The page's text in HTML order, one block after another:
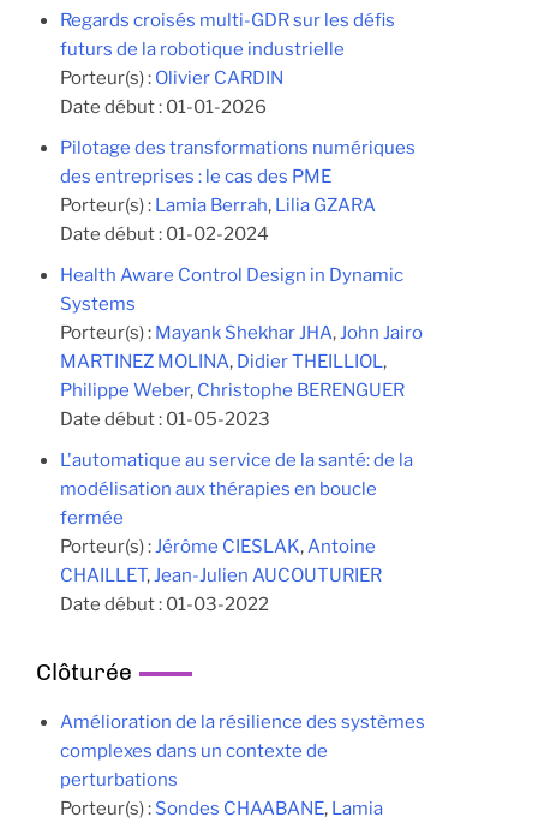
Regards croisés multi-GDR sur les défis
futurs de la robotique industrielle
Porteur(s) : Olivier CARDIN
Date début : 01-01-2026
Pilotage des transformations numériques
des entreprises : le cas des PME
Porteur(s) : Lamia Berrah, Lilia GZARA
Date début : 01-02-2024
Health Aware Control Design in Dynamic
Systems
Porteur(s) : Mayank Shekhar JHA,John Jairo
MARTINEZ MOLINA, Didier THEILLIOL,
Philippe Weber, Christophe BERENGUER
Date début : 01-05-2023
L'automatique au service de la santé: de la
modélisation aux thérapies en boucle
fermée
Porteur(s) :Jérôme CIESLAK,Antoine
CHAILLET,Jean-Julien AUCOUTURIER
Date début : 01-03-2022
Clôturée
Amélioration de la résilience des systèmes
complexes dans un contexte de
perturbations
Porteur(s) : Sondes CHAABANE, Lamia